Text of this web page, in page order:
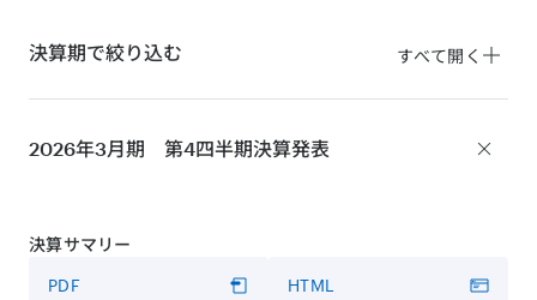
決算期で絞り込む すべて開く
2026年3月期 第4四半期決算発表
決算サマリー
PDF HTML